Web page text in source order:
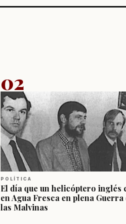
02
POLÍTICA
El día que un helicóptero inglés
en Agua Fresca en plena Guerra
las Malvinas